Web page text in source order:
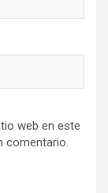
web en este
comentario.